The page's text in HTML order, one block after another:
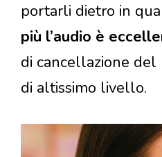
portarli dietro in
più l’audio è
di cancellazione
di altissimo livello.